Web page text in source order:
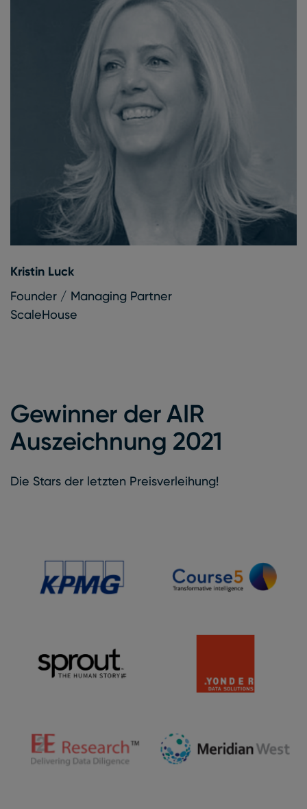
Kristin Luck
Founder / Managing Partner
ScaleHouse
Gewinner der AIR
Auszeichnung 2021
Die Stars der letzten Preisverleihung!